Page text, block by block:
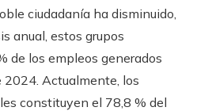
ciudadanía ha disminuido,
anual, estos grupos
de los empleos generados
2024. Actualmente, los
constituyen el 78,8 % del